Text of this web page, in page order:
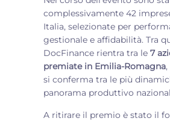
complessivamente 42
Italia, selezionate per
gestionale e affidabilità. Tra
DocFinance rientra tra le 7
premiate in Emilia-Romagna
si conferma tra le più
panorama produttivo
A ritirare il premio è stato il